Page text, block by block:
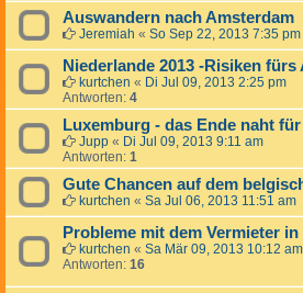
Auswandern nach Amsterdam
Jeremiah « So Sep 22, 2013 7:35 pm
Niederlande 2013 -Risiken
kurtchen « Di Jul 09, 2013 2:25 pm
Antworten: 4
Luxemburg - das Ende naht
Jupp « Di Jul 09, 2013 9:11 am
Antworten: 1
Gute Chancen auf dem
kurtchen « Sa Jul 06, 2013 11:51 am
Probleme mit dem Vermieter
kurtchen « Sa Mär 09, 2013 10:12 am
Antworten: 16